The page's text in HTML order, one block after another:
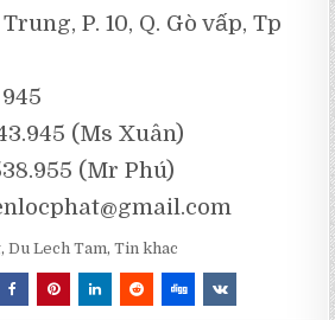
P. 10, Q. Gò vấp, Tp
(Ms Xuân)
(Mr Phú)
,Du Lech Tam,Tin khac